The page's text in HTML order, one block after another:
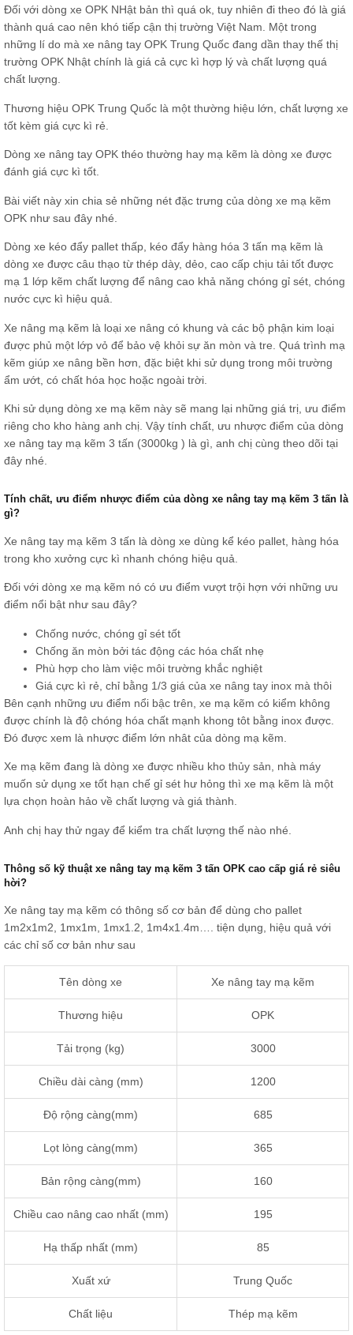
Đối với dòng xe OPK NHật bản thì quá ok, tuy nhiên đi theo đó là giá
thành quá cao nên khó tiếp cận thị trường Việt Nam. Một trong
những lí do mà xe nâng tay OPK Trung Quốc đang dần thay thế thị
trường OPK Nhật chính là giá cả cực kì hợp lý và chất lượng quá
chất lượng.
Thương hiệu OPK Trung Quốc là một thường hiệu lớn, chất lượng xe
tốt kèm giá cực kì rẻ.
Dòng xe nâng tay OPK théo thường hay mạ kẽm là dòng xe được
đánh giá cực kì tốt.
Bài viết này xin chia sẻ những nét đặc trưng của dòng xe mạ kẽm
OPK như sau đây nhé.
Dòng xe kéo đẩy pallet thấp, kéo đẩy hàng hóa 3 tấn mạ kẽm là
dòng xe được câu thạo từ thép dày, dẻo, cao cấp chịu tải tốt được
mạ 1 lớp kẽm chất lượng để nâng cao khả năng chóng gỉ sét, chóng
nước cực kì hiệu quả.
Xe nâng mạ kẽm là loại xe nâng có khung và các bộ phận kim loại
được phủ một lớp vỏ để bảo vệ khỏi sự ăn mòn và tre. Quá trình mạ
kẽm giúp xe nâng bền hơn, đặc biệt khi sử dụng trong môi trường
ẩm ướt, có chất hóa học hoặc ngoài trời.
Khi sử dụng dòng xe mạ kẽm này sẽ mang lại những giá trị, ưu điểm
riêng cho kho hàng anh chị. Vậy tính chất, ưu nhược điểm của dòng
xe nâng tay mạ kẽm 3 tấn (3000kg ) là gì, anh chị cùng theo dõi tại
đây nhé.
Tính chất, ưu điểm nhược điểm của dòng xe nâng tay mạ kẽm 3 tấn là
gì?
Xe nâng tay mạ kẽm 3 tấn là dòng xe dùng kể kéo pallet, hàng hóa
trong kho xưởng cực kì nhanh chóng hiệu quả.
Đối với dòng xe mạ kẽm nó có ưu điểm vượt trội hợn với những ưu
điểm nổi bật như sau đây?
Chống nước, chóng gỉ sét tốt
Chống ăn mòn bởi tác động các hóa chất nhẹ
Phù hợp cho làm việc môi trường khắc nghiệt
Giá cực kì rẻ, chỉ bằng 1/3 giá của xe nâng tay inox mà thôi
Bên cạnh những ưu điểm nổi bậc trên, xe mạ kẽm có kiểm không
được chính là độ chóng hóa chất mạnh khong tôt bằng inox được.
Đó được xem là nhược điểm lớn nhât của dòng mạ kẽm.
Xe mạ kẽm đang là dòng xe được nhiều kho thủy sản, nhà máy
muốn sử dụng xe tốt hạn chế gỉ sét hư hỏng thì xe mạ kẽm là một
lựa chọn hoàn hảo về chất lượng và giá thành.
Anh chị hay thử ngay để kiểm tra chất lượng thế nào nhé.
Thông số kỹ thuật xe nâng tay mạ kẽm 3 tấn OPK cao cấp giá rẻ siêu
hời?
Xe nâng tay mạ kẽm có thông số cơ bản để dùng cho pallet
1m2x1m2, 1mx1m, 1mx1.2, 1m4x1.4m…. tiện dụng, hiệu quả với
các chỉ số cơ bản như sau
Tên dòng xe Xe nâng tay mạ kẽm
Thương hiệu OPK
Tải trọng (kg) 3000
Chiều dài càng (mm) 1200
Độ rộng càng(mm) 685
Lọt lòng càng(mm) 365
Bản rộng càng(mm) 160
Chiều cao nâng cao nhất (mm) 195
Hạ thấp nhất (mm) 85
Xuất xứ Trung Quốc
Chất liệu Thép mạ kẽm